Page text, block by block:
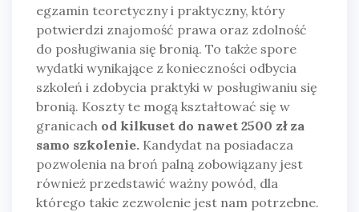
egzamin teoretyczny i praktyczny, który
potwierdzi znajomość prawa oraz zdolność
do posługiwania się bronią. To także spore
wydatki wynikające z konieczności odbycia
szkoleń i zdobycia praktyki w posługiwaniu się
bronią. Koszty te mogą kształtować się w
granicach od kilkuset do nawet 2500 zł za
samo szkolenie. Kandydat na posiadacza
pozwolenia na broń palną zobowiązany jest
również przedstawić ważny powód, dla
którego takie zezwolenie jest nam potrzebne.